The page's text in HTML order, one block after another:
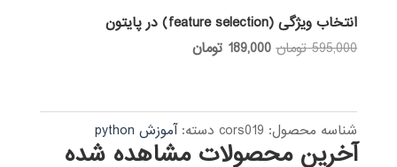
انتخاب ویژگی (feature selection) در پایتون
595,000 تومان قیمت
بود.
189,000 تومانقیمت
شناسه محصول: cors019 دسته:آموزش python
آخرین محصولات مشاهده شده